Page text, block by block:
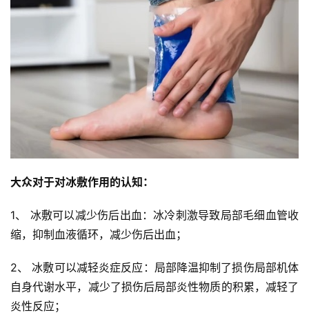
大众对于对冰敷作用的认知：
1、 冰敷可以减少伤后出血：冰冷刺激导致局部毛细血管收
缩，抑制血液循环，减少伤后出血；
2、 冰敷可以减轻炎症反应：局部降温抑制了损伤局部机体
自身代谢水平，减少了损伤后局部炎性物质的积累，减轻了
炎性反应；